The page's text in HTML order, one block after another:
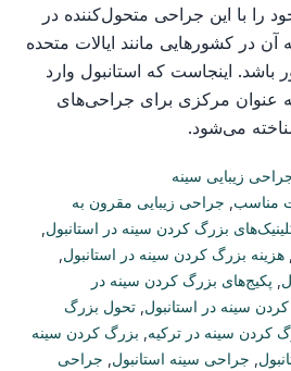
را با این جراحی متحول‌کننده در
آن در کشورهایی مانند ایالات متحده
باشد. اینجاست که استانبول وارد
عنوان مرکزی برای جراحی‌های
می‌شود.
زیبایی سینه
مناسب
جراحی زیبایی مقرون به
بزرگ کردن سینه در استانبول
هزینه بزرگ کردن سینه در استانبول
پکیج‌های بزرگ کردن سینه در
سینه در استانبول تحول بزرگ
کردن سینه در ترکیه
بزرگ کردن سینه
جراحی سینه استانبول
جراحی